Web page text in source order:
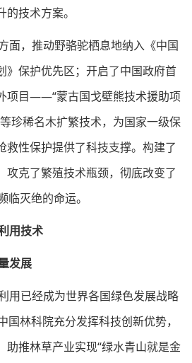
技术方案。
面，推动野骆驼栖息地纳入《中国
》保护优先区；开启了中国政府首
项目——“蒙古国戈壁熊技术援助项
珍稀名木扩繁技术，为国家一级保
救性保护提供了科技支撑。构建了
攻克了繁殖技术瓶颈，彻底改变了
临灭绝的命运。
用技术
发展
用已经成为世界各国绿色发展战略
国林科院充分发挥科技创新优势，
助推林草产业实现“绿水青山就是金